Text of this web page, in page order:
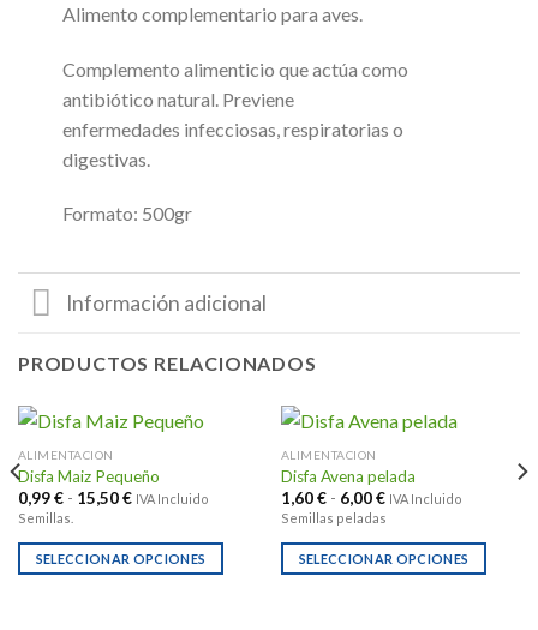
Alimento complementario para aves.
Complemento alimenticio que actúa como
antibiótico natural. Previene
enfermedades infecciosas, respiratorias o
digestivas.
Formato: 500gr
Información adicional
PRODUCTOS RELACIONADOS
ALIMENTACION
Disfa Maiz Pequeño
0,99€ - 15,50€Rango
desde
0,99 €
hasta
IVA Incluido
Semillas.
SELECCIONAR OPCIONES
ALIMENTACION
Disfa Avena pelada
1,60€ - 6,00€Rango
de
precios:
desde
1,60 €
hasta
IVA Incluido
Semillas peladas
SELECCIONAR OPCIONES